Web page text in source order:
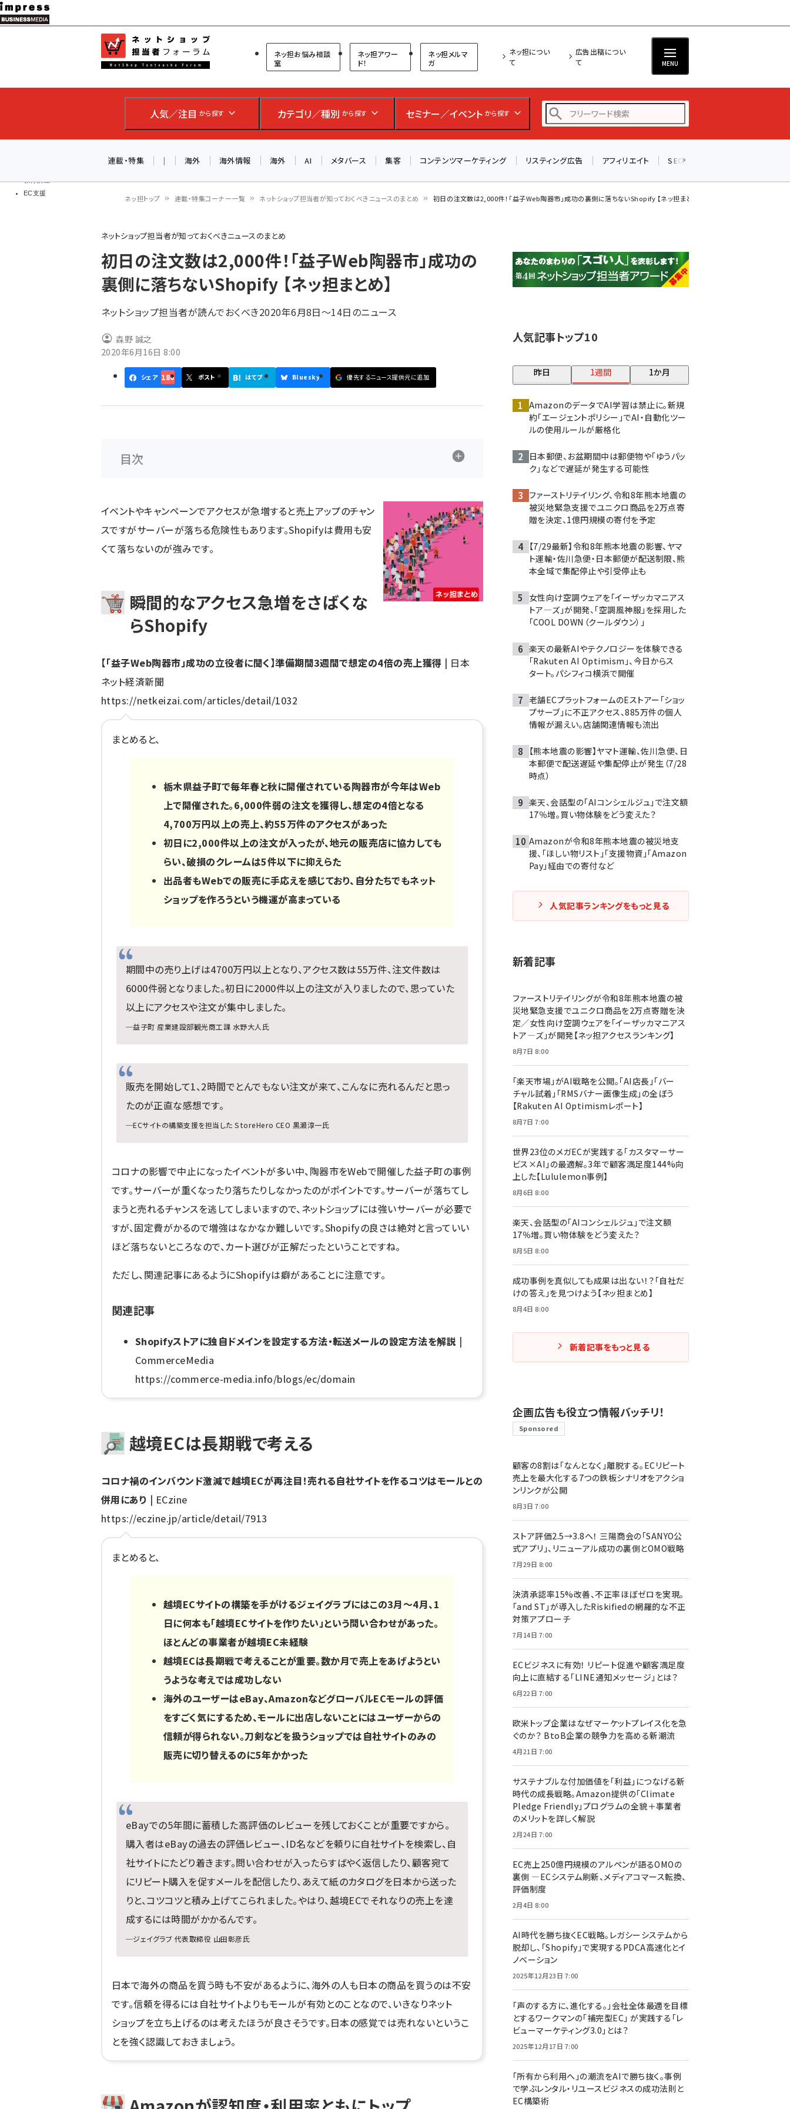
メ
イ
ン
ツ
移
教育講座
EC支援
ネットショップ担当者フォーラム
ネッ担お悩み相談
室
ネッ担アワー
ド！
ネッ担メルマ
ガ
ネッ担につい
て
広告出稿につい
て
MENU
人気／注目 から探す カテゴリ／種別 から探す セミナー／イベント から探す
yahoo (1905)
アスクル (1122)
base (1079)
連載・特集 | 海外 海外情報 海外 AI メタバース 集客 コンテンツマーケティング リスティング広告 アフィリエイト SEO
ン
く
ず
ネッ担トップ 連載・特集コーナー一覧 ネットショップ担当者が知っておくべきニュースのまとめ 初日の注文数は2,000件！「益子Web陶器市」成功の裏側に落ちないShopify 【ネッ担まとめ】
ネットショップ担当者が知っておくべきニュースのまとめ
初日の注文数は2,000件！「益子Web陶器市」成功の
裏側に落ちないShopify 【ネッ担まとめ】
ネットショップ担当者が読んでおくべき2020年6月8日〜14日のニュース
森野 誠之
2020年6月16日 8:00
シェア 186 ポスト はてブ Bluesky 優先するニュース提供元に追加
目次
イベントやキャンペーンでアクセスが急増すると売上アップのチャン
スですがサーバーが落ちる危険性もあります。Shopifyは費用も安
くて落ちないのが強みです。
瞬間的なアクセス急増をさばくな
らShopify
【「益子Web陶器市」成功の立役者に聞く】準備期間3週間で想定の4倍の売上獲得 | 日本
ネット経済新聞
https://netkeizai.com/articles/detail/1032
まとめると、
栃木県益子町で毎年春と秋に開催されている陶器市が今年はWeb
上で開催された。6,000件弱の注文を獲得し、想定の4倍となる
4,700万円以上の売上、約55万件のアクセスがあった
初日に2,000件以上の注文が入ったが、地元の販売店に協力しても
らい、破損のクレームは5件以下に抑えらた
出品者もWebでの販売に手応えを感じており、自分たちでもネット
ショップを作ろうという機運が高まっている
期間中の売り上げは4700万円以上となり、アクセス数は55万件、注文件数は
6000件弱となりました。初日に2000件以上の注文が入りましたので、思っていた
以上にアクセスや注文が集中しました。
─益子町 産業建設部観光商工課 水野大人氏
販売を開始して1、2時間でとんでもない注文が来て、こんなに売れるんだと思っ
たのが正直な感想です。
─ECサイトの構築支援を担当した StoreHero CEO 黒瀬淳一氏
コロナの影響で中止になったイベントが多い中、陶器市をWebで開催した益子町の事例
です。サーバーが重くなったり落ちたりしなかったのがポイントです。サーバーが落ちてし
まうと売れるチャンスを逃してしまいますので、ネットショップには強いサーバーが必要で
すが、固定費がかるので増強はなかなか難しいです。Shopifyの良さは絶対と言っていい
ほど落ちないところなので、カート選びが正解だったということですね。
ただし、関連記事にあるようにShopifyは癖があることに注意です。
関連記事
Shopifyストアに独自ドメインを設定する方法・転送メールの設定方法を解説 |
CommerceMedia
https://commerce-media.info/blogs/ec/domain
越境ECは長期戦で考える
コロナ禍のインバウンド激減で越境ECが再注目！売れる自社サイトを作るコツはモールとの
併用にあり | ECzine
https://eczine.jp/article/detail/7913
まとめると、
越境ECサイトの構築を手がけるジェイグラブにはこの3月〜4月、1
日に何本も「越境ECサイトを作りたい」という問い合わせがあった。
ほとんどの事業者が越境EC未経験
越境ECは長期戦で考えることが重要。数か月で売上をあげようとい
うような考えでは成功しない
海外のユーザーはeBay、AmazonなどグローバルECモールの評価
をすごく気にするため、モールに出店しないことにはユーザーからの
信頼が得られない。刀剣などを扱うショップでは自社サイトのみの
販売に切り替えるのに5年かかった
eBayでの5年間に蓄積した高評価のレビューを残しておくことが重要ですから。
購入者はeBayの過去の評価レビュー、ID名などを頼りに自社サイトを検索し、自
社サイトにたどり着きます。問い合わせが入ったらすばやく返信したり、顧客宛て
にリピート購入を促すメールを配信したり、あえて紙のカタログを日本から送った
りと、コツコツと積み上げてこられました。やはり、越境ECでそれなりの売上を達
成するには時間がかかるんです。
─ジェイグラブ 代表取締役 山田彰彦氏
日本で海外の商品を買う時も不安があるように、海外の人も日本の商品を買うのは不安
です。信頼を得るには自社サイトよりもモールが有効とのことなので、いきなりネット
ショップを立ち上げるのは考えたほうが良さそうです。日本の感覚では売れないというこ
とを強く認識しておきましょう。
人気記事トップ10
昨日 1週間 1か月
AmazonのデータでAI学習は禁止に。新規
約「エージェントポリシー」でAI・自動化ツー
ルの使用ルールが厳格化
日本郵便、お盆期間中は郵便物や「ゆうパッ
ク」などで遅延が発生する可能性
ファーストリテイリング、令和8年熊本地震の
被災地緊急支援でユニクロ商品を2万点寄
贈を決定、1億円規模の寄付を予定
【7/29最新】令和8年熊本地震の影響、ヤマ
ト運輸・佐川急便・日本郵便が配送制限、熊
本全域で集配停止や引受停止も
女性向け空調ウェアを「イーザッカマニアス
トア―ズ」が開発、「空調風神服」を採用した
「COOL DOWN（クールダウン）」
楽天の最新AIやテクノロジーを体験できる
「Rakuten AI Optimism」、今日からス
タート。パシフィコ横浜で開催
老舗ECプラットフォームのEストアー「ショッ
プサーブ」に不正アクセス、885万件の個人
情報が漏えい。店舗関連情報も流出
【熊本地震の影響】ヤマト運輸、佐川急便、日
本郵便で配送遅延や集配停止が発生（7/28
時点）
楽天、会話型の「AIコンシェルジュ」で注文額
17％増。買い物体験をどう変えた？
Amazonが令和8年熊本地震の被災地支
援、「ほしい物リスト」「支援物資」「Amazon
Pay」経由での寄付など
人気記事ランキングをもっと見る
新着記事
ファーストリテイリングが令和8年熊本地震の被
災地緊急支援でユニクロ商品を2万点寄贈を決
定／女性向け空調ウェアを「イーザッカマニアス
トア―ズ」が開発【ネッ担アクセスランキング】
8月7日 8:00
「楽天市場」がAI戦略を公開。「AI店長」「バー
チャル試着」「RMSバナー画像生成」の全ぼう
【Rakuten AI Optimismレポート】
8月7日 7:00
世界23位のメガECが実践する「カスタマーサー
ビス×AI」の最適解。3年で顧客満足度144%向
上した【Lululemon事例】
8月6日 8:00
楽天、会話型の「AIコンシェルジュ」で注文額
17％増。買い物体験をどう変えた？
8月5日 8:00
成功事例を真似しても成果は出ない！？「自社だ
けの答え」を見つけよう【ネッ担まとめ】
8月4日 8:00
新着記事をもっと見る
企画広告も役立つ情報バッチリ！
Sponsored
顧客の8割は「なんとなく」離脱する。ECリピート
売上を最大化する7つの鉄板シナリオをアクショ
ンリンクが公開
8月3日 7:00
ストア評価2.5→3.8へ！ 三陽商会の「SANYO公
式アプリ」、リニューアル成功の裏側とOMO戦略
7月29日 8:00
決済承認率15%改善、不正率ほぼゼロを実現。
「and ST」が導入したRiskifiedの網羅的な不正
対策アプローチ
7月14日 7:00
ECビジネスに有効！ リピート促進や顧客満足度
向上に直結する「LINE通知メッセージ」とは？
6月22日 7:00
欧米トップ企業はなぜマーケットプレイス化を急
ぐのか？ BtoB企業の競争力を高める新潮流
4月21日 7:00
サステナブルな付加価値を「利益」につなげる新
時代の成長戦略。Amazon提供の「Climate
Pledge Friendly」プログラムの全貌＋事業者
のメリットを詳しく解説
2月24日 7:00
EC売上250億円規模のアルペンが語るOMOの
裏側 ―ECシステム刷新、メディアコマース転換、
評価制度
2月4日 8:00
AI時代を勝ち抜くEC戦略。レガシーシステムから
脱却し、「Shopify」で実現するPDCA高速化とイ
ノベーション
2025年12月23日 7:00
「声のする方に、進化する。」会社全体最適を目標
とするワークマンの「補完型EC」 が実践する「レ
ビューマーケティング3.0」とは？
2025年12月17日 7:00
「所有から利用へ」の潮流をAIで勝ち抜く。事例
で学ぶレンタル・リユースビジネスの成功法則と
EC構築術
AIが買い物を代行する時代に打つべき「次の一手」とは？
アルペン、オイシックス、元UA責任者が登壇のリアルECセ
ミナー（8/26＠東京）【交流会も実施】
参加登録はこちら↑